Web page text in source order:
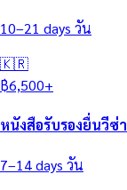
10–21 days วัน
🇰🇷
฿6,500+
หนังสือรับรองยื่นวีซ่
7–14 days วัน